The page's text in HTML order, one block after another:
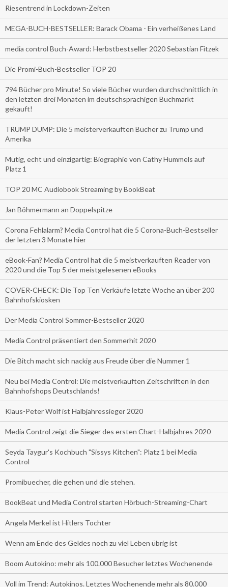
Riesentrend in Lockdown-Zeiten
MEGA-BUCH-BESTSELLER: Barack Obama - Ein verheißenes Land
media control Buch-Award: Herbstbestseller 2020 Sebastian Fitzek
Die Promi-Buch-Bestseller TOP 20
794 Bücher pro Minute! So viele Bücher wurden durchschnittlich in
den letzten drei Monaten im deutschsprachigen Buchmarkt
gekauft!
TRUMP DUMP: Die 5 meisterverkauften Bücher zu Trump und
Amerika
Mutig, echt und einzigartig: Biographie von Cathy Hummels auf
Platz 1
TOP 20 MC Audiobook Streaming by BookBeat
Jan Böhmermann an Doppelspitze
Corona Fehlalarm? Media Control hat die 5 Corona-Buch-Bestseller
der letzten 3 Monate hier
eBook-Fan? Media Control hat die 5 meistverkauften Reader von
2020 und die Top 5 der meistgelesenen eBooks
COVER-CHECK: Die Top Ten Verkäufe letzte Woche an über 200
Bahnhofskiosken
Der Media Control Sommer-Bestseller 2020
Media Control präsentiert den Sommerhit 2020
Die Bitch macht sich nackig aus Freude über die Nummer 1
Neu bei Media Control: Die meistverkauften Zeitschriften in den
Bahnhofshops Deutschlands!
Klaus-Peter Wolf ist Halbjahressieger 2020
Media Control zeigt die Sieger des ersten Chart-Halbjahres 2020
Seyda Taygur's Kochbuch "Sissys Kitchen": Platz 1 bei Media
Control
Promibuecher, die gehen und die stehen.
BookBeat und Media Control starten Hörbuch-Streaming-Chart
Angela Merkel ist Hitlers Tochter
Wenn am Ende des Geldes noch zu viel Leben übrig ist
Boom Autokino: mehr als 100.000 Besucher letztes Wochenende
Voll im Trend: Autokinos. Letztes Wochenende mehr als 80.000